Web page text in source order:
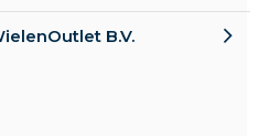
B.V.